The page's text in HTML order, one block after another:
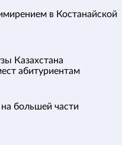
в Костанайской
Казахстана
абитуриентам
большей части